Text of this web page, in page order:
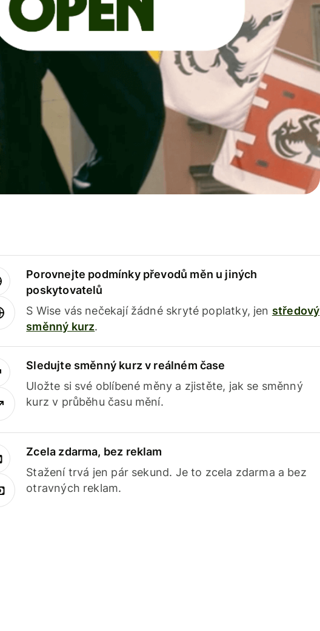
Porovnejte podmínky převodů měn u jiných
poskytovatelů
S Wise vás nečekají žádné skryté poplatky, jen středový
směnný kurz.
Sledujte směnný kurz v reálném čase
Uložte si své oblíbené měny a zjistěte, jak se směnný
kurz v průběhu času mění.
Zcela zdarma, bez reklam
Stažení trvá jen pár sekund. Je to zcela zdarma a bez
otravných reklam.